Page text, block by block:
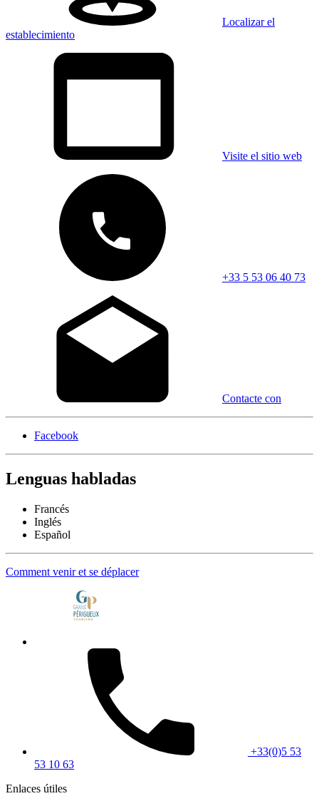
Localizar el
establecimiento
Visite el sitio web
+33 5 53 06 40 73
Contacte con
Facebook
Lenguas habladas
Francés
Inglés
Español
Comment venir et se déplacer
+33(0)5 53
53 10 63
Enlaces útiles